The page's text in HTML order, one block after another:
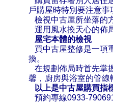
戶購屋時特別要注意事
檢視中古屋所坐落的
運用風水換天心的佈
屋宅本體的檢視
買中古屋整修是一項
換。
在規劃佈局時首先掌
馨，廚房與浴室的管
以上是中古屋購買指
預約專線0933-